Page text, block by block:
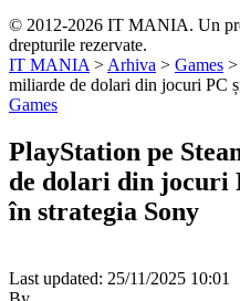
© 2012-2026 IT MANIA. Un
drepturile rezervate.
IT MANIA > Arhiva > Games >
miliarde de dolari din jocuri PC
Games
PlayStation pe
de dolari din jocuri
în strategia Sony
Last updated: 25/11/2025 10:01